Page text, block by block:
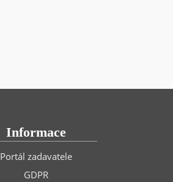
Informace
Portál zadavatele
GDPR